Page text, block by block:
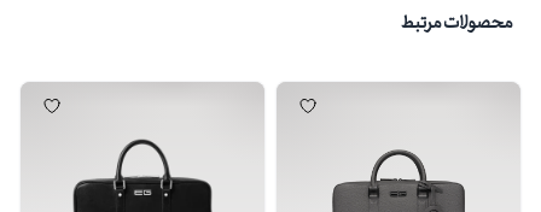
محصولات مرتبط